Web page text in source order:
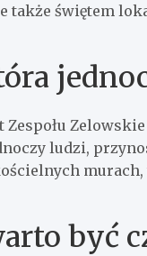
także świętem
ludzi,
murach,
być